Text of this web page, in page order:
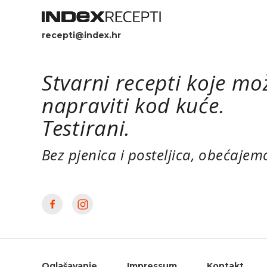
recepti@index.hr
Stvarni recepti koje
napraviti kod kuće.
Testirani.
Bez pjenica i posteljica,